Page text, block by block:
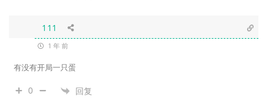
111
1 年 前
有没有开局一只蛋
0 回复